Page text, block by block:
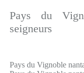
Pays du
seigneurs
Pays du Vignoble